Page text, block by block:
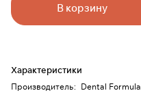
В корзину
Характеристики
Производитель: Dental Formula